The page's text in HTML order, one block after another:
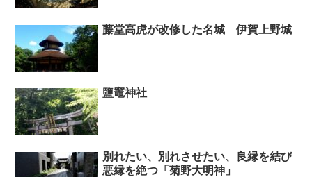
藤堂高虎が改修した名城 伊賀上野城
鹽竈神社
別れたい、別れさせたい、良縁を結び
悪縁を絶つ「菊野大明神」